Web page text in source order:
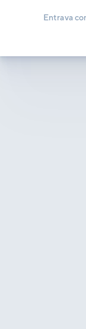
Entrava